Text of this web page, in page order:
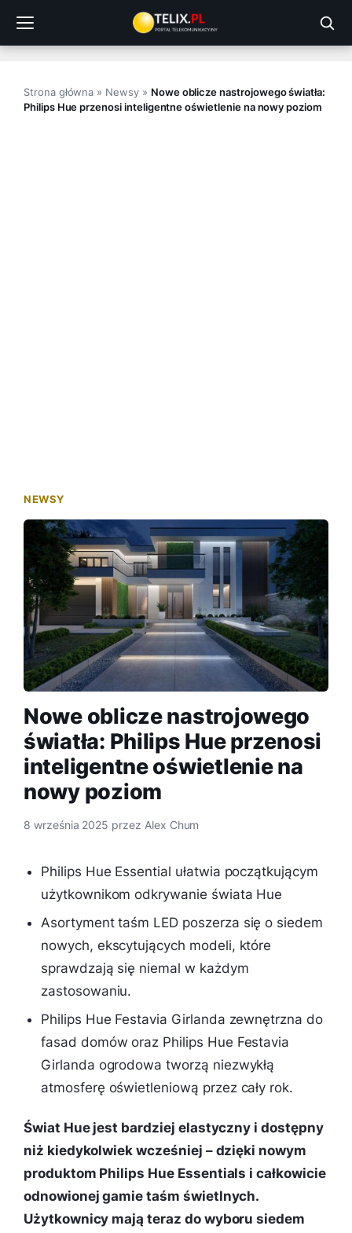
treści
Strona główna » Newsy» Nowe oblicze nastrojowego światła:
Philips Hue przenosi inteligentne oświetlenie na nowy poziom
NEWSY
Nowe oblicze nastrojowego
światła: Philips Hue przenosi
inteligentne oświetlenie na
nowy poziom
8 września 2025 przez Alex Chum
Philips Hue Essential ułatwia początkującym
użytkownikom odkrywanie świata Hue
Asortyment taśm LED poszerza się o siedem
nowych, ekscytujących modeli, które
sprawdzają się niemal w każdym
zastosowaniu.
Philips Hue Festavia Girlanda zewnętrzna do
fasad domów oraz Philips Hue Festavia
Girlanda ogrodowa tworzą niezwykłą
atmosferę oświetleniową przez cały rok.
Świat Hue jest bardziej elastyczny i dostępny
niż kiedykolwiek wcześniej – dzięki nowym
produktom Philips Hue Essentials i całkowicie
odnowionej gamie taśm świetlnych.
Użytkownicy mają teraz do wyboru siedem